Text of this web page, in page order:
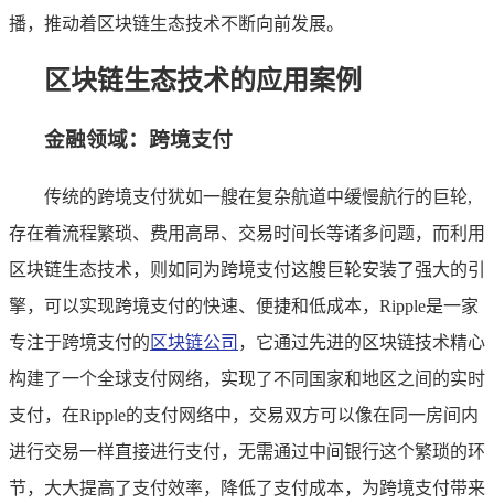
播，推动着区块链生态技术不断向前发展。
区块链生态技术的应用案例
金融领域：跨境支付
传统的跨境支付犹如一艘在复杂航道中缓慢航行的巨轮,
存在着流程繁琐、费用高昂、交易时间长等诸多问题，而利用
区块链生态技术，则如同为跨境支付这艘巨轮安装了强大的引
擎，可以实现跨境支付的快速、便捷和低成本，Ripple是一家
专注于跨境支付的 区块链公司 ，它通过先进的区块链技术精心
构建了一个全球支付网络，实现了不同国家和地区之间的实时
支付，在Ripple的支付网络中，交易双方可以像在同一房间内
进行交易一样直接进行支付，无需通过中间银行这个繁琐的环
节，大大提高了支付效率，降低了支付成本，为跨境支付带来